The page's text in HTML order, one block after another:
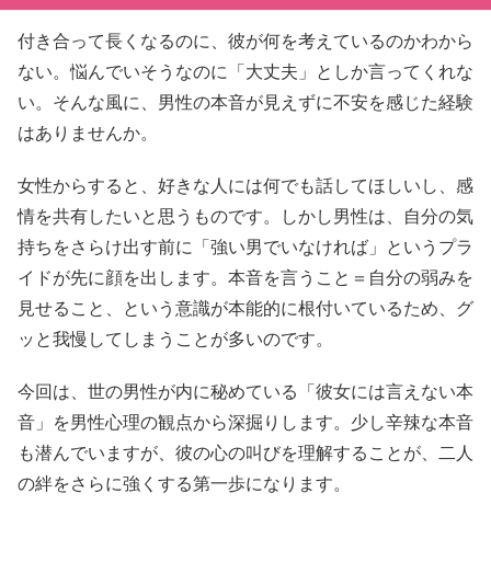
付き合って長くなるのに、彼が何を考えているのかわから
ない。悩んでいそうなのに「大丈夫」としか言ってくれな
い。そんな風に、男性の本音が見えずに不安を感じた経験
はありませんか。
女性からすると、好きな人には何でも話してほしいし、感
情を共有したいと思うものです。しかし男性は、自分の気
持ちをさらけ出す前に「強い男でいなければ」というプラ
イドが先に顔を出します。本音を言うこと＝自分の弱みを
見せること、という意識が本能的に根付いているため、グ
ッと我慢してしまうことが多いのです。
今回は、世の男性が内に秘めている「彼女には言えない本
音」を男性心理の観点から深掘りします。少し辛辣な本音
も潜んでいますが、彼の心の叫びを理解することが、二人
の絆をさらに強くする第一歩になります。